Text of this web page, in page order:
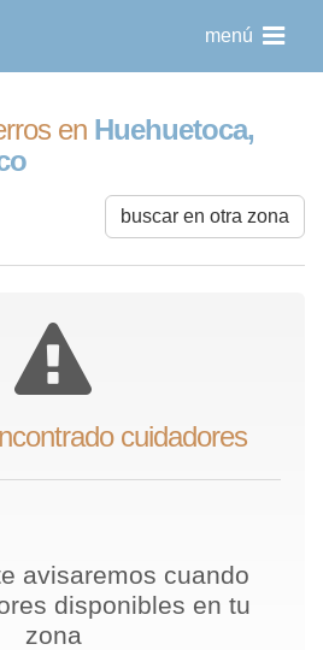
menú
en Huehuetoca,
buscar en otra zona
cuidadores
avisaremos cuando
disponibles en tu
zona